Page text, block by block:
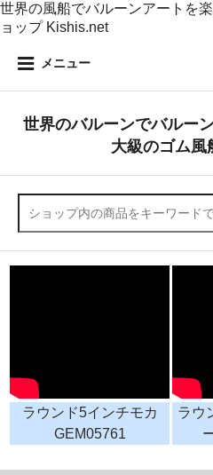
世界の風船でバルーンアートを
ョップ Kishis.net
メニュー
世界のバルーンでバルー
大級のゴム風
ラウンド5インチモカ
GEM05761
ラウ